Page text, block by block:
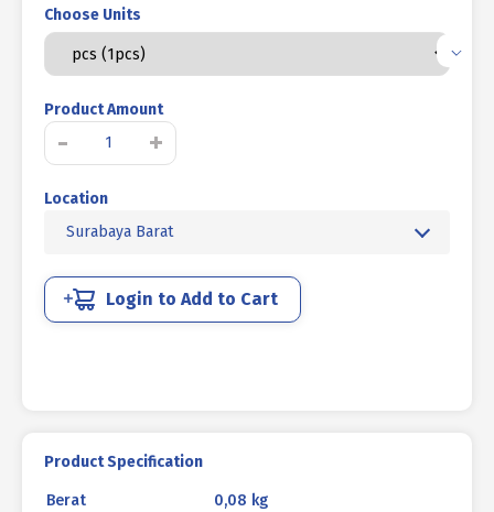
Choose Units
Product Amount
-
Kuantitas
TANAM
BAJA
X
60
+
Location
Surabaya Barat
Login to Add to Cart
Product Specification
Berat
0,08 kg